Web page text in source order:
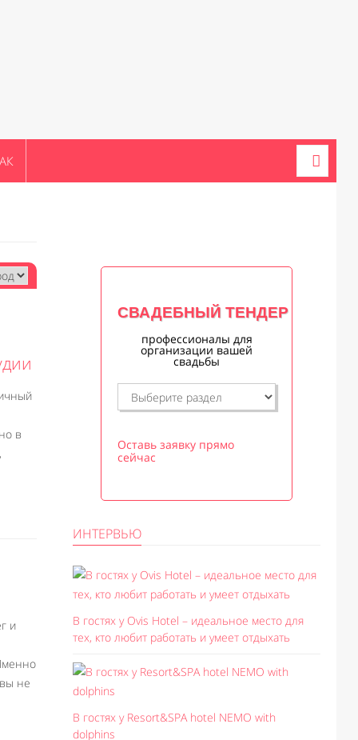
в
и
не
СВАДЕБНЫЙ ТЕНДЕР
профессионалы для
организации вашей
свадьбы
Оставь заявку прямо
сейчас
ИНТЕРВЬЮ
В гостях у Ovis Hotel – идеальное место для
тех, кто любит работать и умеет отдыхать
В гостях у Resort&SPA hotel NEMO with
dolphins